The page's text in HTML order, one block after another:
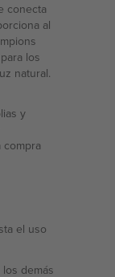
conecta
al
los
natural.
y
el uso
demás